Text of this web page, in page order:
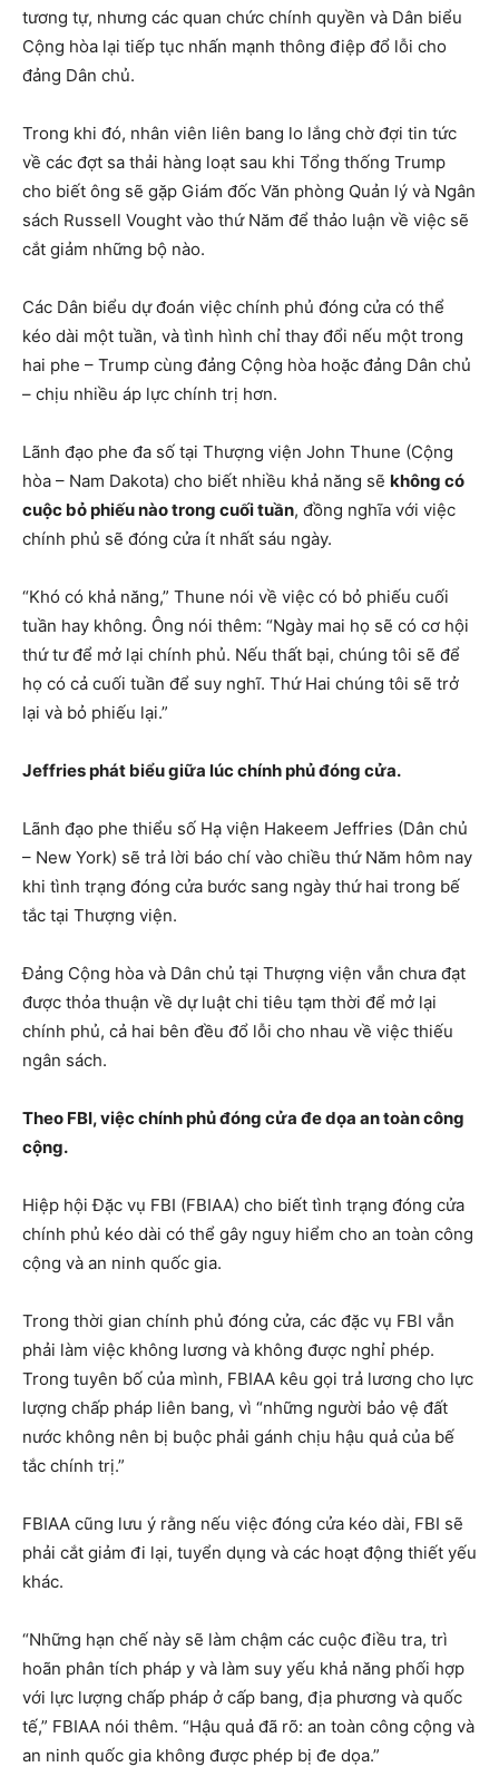
tương tự, nhưng các quan chức chính quyền và Dân biểu
Cộng hòa lại tiếp tục nhấn mạnh thông điệp đổ lỗi cho
đảng Dân chủ.
Trong khi đó, nhân viên liên bang lo lắng chờ đợi tin tức
về các đợt sa thải hàng loạt sau khi Tổng thống Trump
cho biết ông sẽ gặp Giám đốc Văn phòng Quản lý và Ngân
sách Russell Vought vào thứ Năm để thảo luận về việc sẽ
cắt giảm những bộ nào.
Các Dân biểu dự đoán việc chính phủ đóng cửa có thể
kéo dài một tuần, và tình hình chỉ thay đổi nếu một trong
hai phe – Trump cùng đảng Cộng hòa hoặc đảng Dân chủ
– chịu nhiều áp lực chính trị hơn.
Lãnh đạo phe đa số tại Thượng viện John Thune (Cộng
hòa – Nam Dakota) cho biết nhiều khả năng sẽ không có
cuộc bỏ phiếu nào trong cuối tuần, đồng nghĩa với việc
chính phủ sẽ đóng cửa ít nhất sáu ngày.
“Khó có khả năng,” Thune nói về việc có bỏ phiếu cuối
tuần hay không. Ông nói thêm: “Ngày mai họ sẽ có cơ hội
thứ tư để mở lại chính phủ. Nếu thất bại, chúng tôi sẽ để
họ có cả cuối tuần để suy nghĩ. Thứ Hai chúng tôi sẽ trở
lại và bỏ phiếu lại.”
Jeffries phát biểu giữa lúc chính phủ đóng cửa.
Lãnh đạo phe thiểu số Hạ viện Hakeem Jeffries (Dân chủ
– New York) sẽ trả lời báo chí vào chiều thứ Năm hôm nay
khi tình trạng đóng cửa bước sang ngày thứ hai trong bế
tắc tại Thượng viện.
Đảng Cộng hòa và Dân chủ tại Thượng viện vẫn chưa đạt
được thỏa thuận về dự luật chi tiêu tạm thời để mở lại
chính phủ, cả hai bên đều đổ lỗi cho nhau về việc thiếu
ngân sách.
Theo FBI, việc chính phủ đóng cửa đe dọa an toàn công
cộng.
Hiệp hội Đặc vụ FBI (FBIAA) cho biết tình trạng đóng cửa
chính phủ kéo dài có thể gây nguy hiểm cho an toàn công
cộng và an ninh quốc gia.
Trong thời gian chính phủ đóng cửa, các đặc vụ FBI vẫn
phải làm việc không lương và không được nghỉ phép.
Trong tuyên bố của mình, FBIAA kêu gọi trả lương cho lực
lượng chấp pháp liên bang, vì “những người bảo vệ đất
nước không nên bị buộc phải gánh chịu hậu quả của bế
tắc chính trị.”
FBIAA cũng lưu ý rằng nếu việc đóng cửa kéo dài, FBI sẽ
phải cắt giảm đi lại, tuyển dụng và các hoạt động thiết yếu
khác.
“Những hạn chế này sẽ làm chậm các cuộc điều tra, trì
hoãn phân tích pháp y và làm suy yếu khả năng phối hợp
với lực lượng chấp pháp ở cấp bang, địa phương và quốc
tế,” FBIAA nói thêm. “Hậu quả đã rõ: an toàn công cộng và
an ninh quốc gia không được phép bị đe dọa.”